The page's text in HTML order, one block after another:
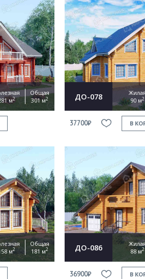
м2
Общая
301 м2 ДО-078
Жилая
90 м2
37700₽ В
м2
Общая
181 м2 ДО-086
88 м2
36900₽ В